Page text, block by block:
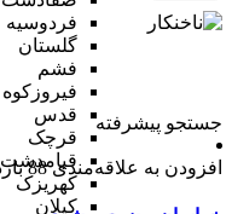
فردوسیه
گلستان
فشم
فیروزکوه
قدس
قرچک
قیامدشت
کهریزک
کیلان
جستجو پیشرفته
افزودن به علاقه‌مندی 88 بازدید